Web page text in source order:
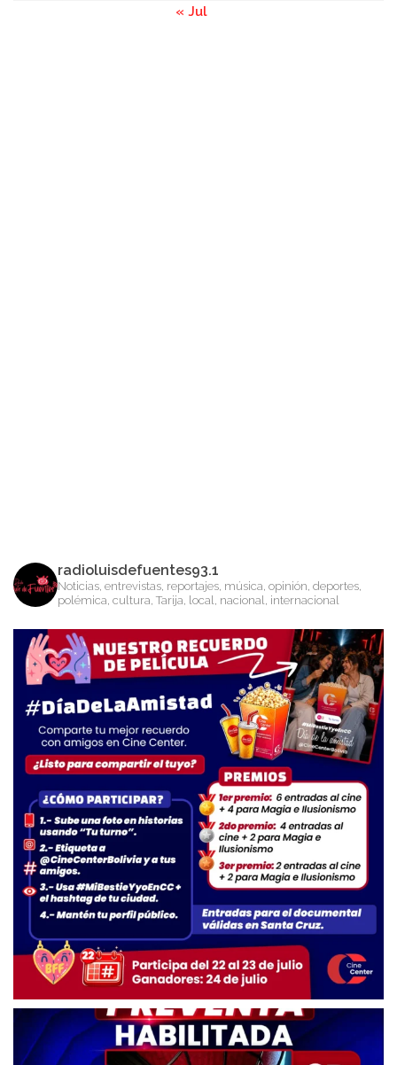
« Jul
radioluisdefuentes93.1
Noticias, entrevistas, reportajes, música, opinión, deportes,
polémica, cultura, Tarija, local, nacional, internacional